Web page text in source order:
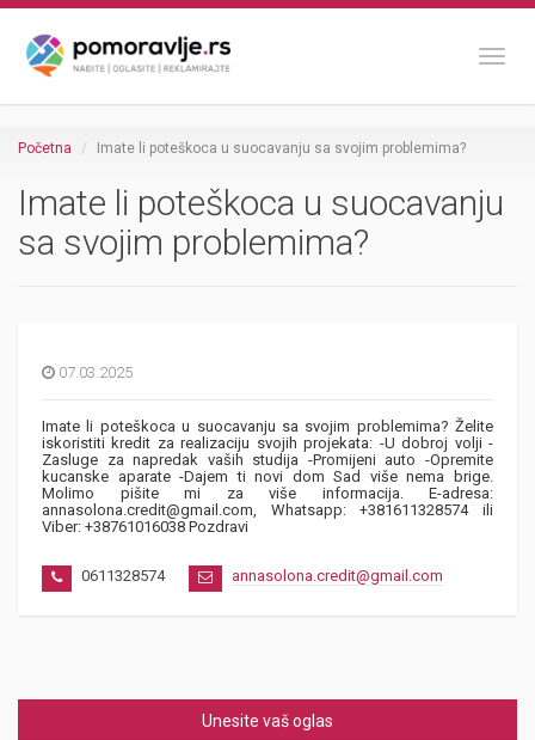
Početna Imate li poteškoca u suocavanju sa svojim problemima?
Imate li poteškoca u suocavanju
sa svojim problemima?
07.03.2025
Imate li poteškoca u suocavanju sa svojim problemima? Želite
iskoristiti kredit za realizaciju svojih projekata: -U dobroj volji -
Zasluge za napredak vaših studija -Promijeni auto -Opremite
kucanske aparate -Dajem ti novi dom Sad više nema brige.
Molimo pišite mi za više informacija. E-adresa:
annasolona.credit@gmail.com, Whatsapp: +381611328574 ili
Viber: +38761016038 Pozdravi
0611328574 annasolona.credit@gmail.com
Unesite vaš oglas